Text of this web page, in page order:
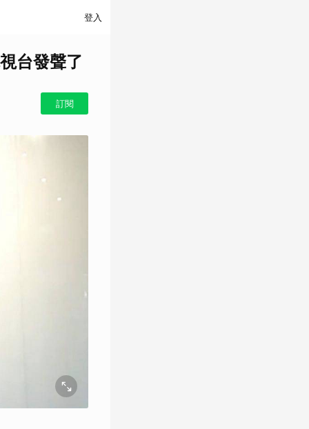
登入
台發聲了
訂閱